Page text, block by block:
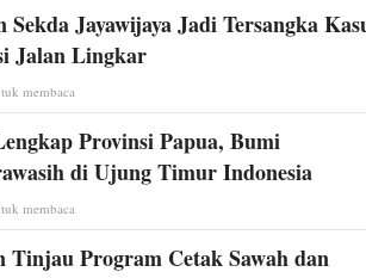
Sekda Jayawijaya Jadi Tersangka
Jalan Lingkar
membaca
Provinsi Papua, Bumi
di Ujung Timur Indonesia
membaca
Tinjau Program Cetak Sawah dan